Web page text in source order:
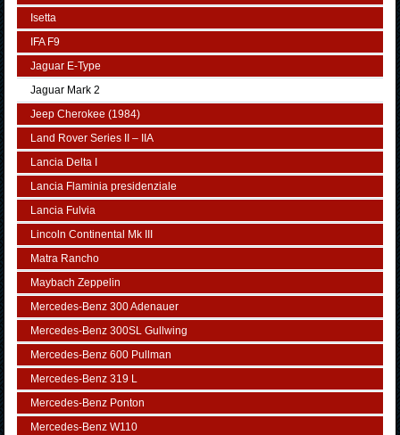
Isetta
IFA F9
Jaguar E-Type
Jaguar Mark 2
Jeep Cherokee (1984)
Land Rover Series II – IIA
Lancia Delta I
Lancia Flaminia presidenziale
Lancia Fulvia
Lincoln Continental Mk III
Matra Rancho
Maybach Zeppelin
Mercedes-Benz 300 Adenauer
Mercedes-Benz 300SL Gullwing
Mercedes-Benz 600 Pullman
Mercedes-Benz 319 L
Mercedes-Benz Ponton
Mercedes-Benz W110